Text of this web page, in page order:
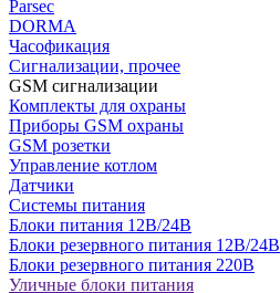
Parsec
DORMA
Часофикация
Сигнализации, прочее
GSM сигнализации
Комплекты для охраны
Приборы GSM охраны
GSM розетки
Управление котлом
Датчики
Системы питания
Блоки питания 12В/24В
Блоки резервного питания 12В/24В
Блоки резервного питания 220В
Уличные блоки питания